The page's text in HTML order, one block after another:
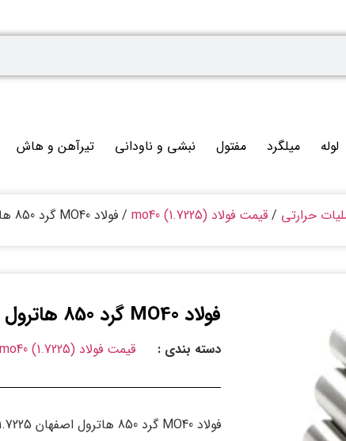
لوله میلگرد مفتول نبشی و ناودانی تیرآهن و هاش
حرارتی / قیمت فولاد mo40 (1.7225) / فولاد MO40 گرد 850 هاترول اصفهان
فولاد MO40 گرد 850 هاترول اصفهان
دسته بندی : قیمت فولاد mo40 (1.7225)
فولاد MO40 گرد 850 هاترول اصفهان 1.7225 یک فولاد آلیاژی قابل عملیات حرارتی با سطح مقطع گرد است.